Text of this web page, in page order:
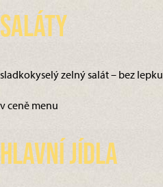
Saláty
sladkokyselý zelný salát – bez lepku
v ceně menu
Hlavní jídla